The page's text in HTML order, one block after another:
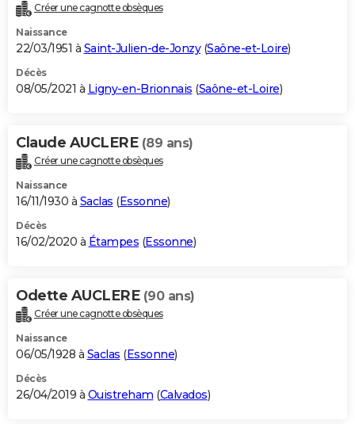
Créer une cagnotte obsèques
Naissance
22/03/1951 à Saint-Julien-de-Jonzy(Saône-et-Loire)
Décès
08/05/2021 à Ligny-en-Brionnais (Saône-et-Loire)
Claude AUCLERE (89 ans)
Créer une cagnotte obsèques
Naissance
16/11/1930 à Saclas (Essonne)
Décès
16/02/2020 à Étampes (Essonne)
Odette AUCLERE (90 ans)
Créer une cagnotte obsèques
Naissance
06/05/1928 à Saclas (Essonne)
Décès
26/04/2019 à Ouistreham (Calvados)